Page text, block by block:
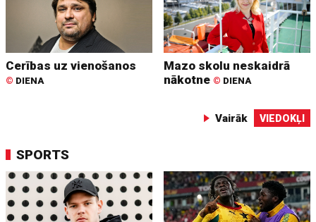
Cerības uz vienošanos
© DIENA
Mazo skolu neskaidrā
nākotne © DIENA
Vairāk VIEDOKĻI
SPORTS